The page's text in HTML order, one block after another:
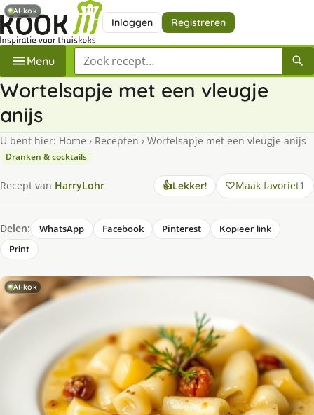
Inloggen Registreren
Menu Zoek een recept
Wortelsapje met een vleugje
anijs
U bent hier: Home › Recepten › Wortelsapje met een vleugje anijs
Dranken & cocktails
Recept van HarryLohr 👍Lekker! Maak favoriet1
Delen: WhatsApp Facebook Pinterest
Kopieer link
Print
AI-kok
AI-kok